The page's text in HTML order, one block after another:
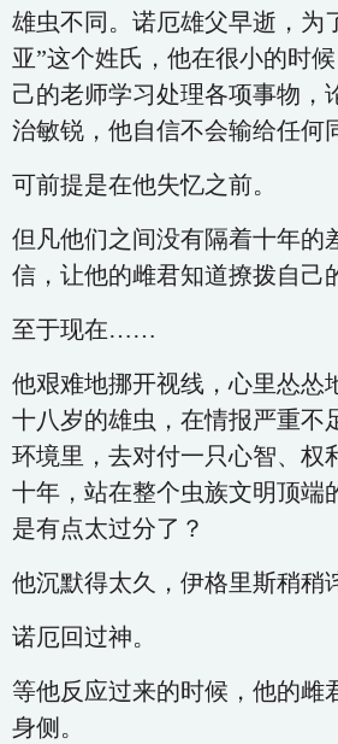
雄虫不同。诺厄雄父早逝，为
亚”这个姓氏，他在很小的时
己的老师学习处理各项事物，
治敏锐，他自信不会输给任何
可前提是在他失忆之前。
但凡他们之间没有隔着十年的
信，让他的雌君知道撩拨自己
至于现在……
他艰难地挪开视线，心里怂怂
十八岁的雄虫，在情报严重不
环境里，去对付一只心智、权
十年，站在整个虫族文明顶端
是有点太过分了？
他沉默得太久，伊格里斯稍稍
诺厄回过神。
等他反应过来的时候，他的雌
身侧。